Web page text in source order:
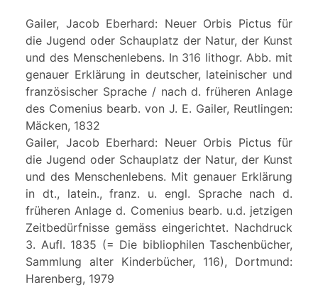
Gailer, Jacob Eberhard: Neuer Orbis Pictus für
die Jugend oder Schauplatz der Natur, der Kunst
und des Menschenlebens. In 316 lithogr. Abb. mit
genauer Erklärung in deutscher, lateinischer und
französischer Sprache / nach d. früheren Anlage
des Comenius bearb. von J. E. Gailer, Reutlingen:
Mäcken, 1832
Gailer, Jacob Eberhard: Neuer Orbis Pictus für
die Jugend oder Schauplatz der Natur, der Kunst
und des Menschenlebens. Mit genauer Erklärung
in dt., latein., franz. u. engl. Sprache nach d.
früheren Anlage d. Comenius bearb. u.d. jetzigen
Zeitbedürfnisse gemäss eingerichtet. Nachdruck
3. Aufl. 1835 (= Die bibliophilen Taschenbücher,
Sammlung alter Kinderbücher, 116), Dortmund:
Harenberg, 1979